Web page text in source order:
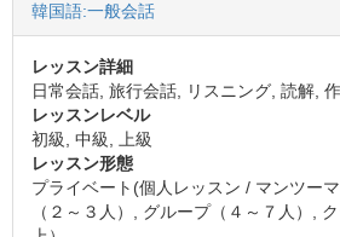
韓国語:一般会話
レッスン詳細
日常会話, 旅行会話, リスニング, 読解,
レッスンレベル
初級, 中級, 上級
レッスン形態
プライベート(個人レッスン / マンツー
（２～３人）, グループ（４～７人）,